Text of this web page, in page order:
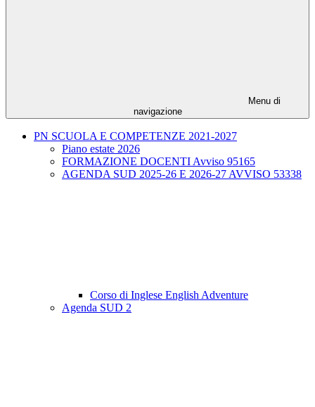
Menu di
navigazione
PN SCUOLA E COMPETENZE 2021-2027
Piano estate 2026
FORMAZIONE DOCENTI Avviso 95165
AGENDA SUD 2025-26 E 2026-27 AVVISO 53338
Corso di Inglese English Adventure
Agenda SUD 2